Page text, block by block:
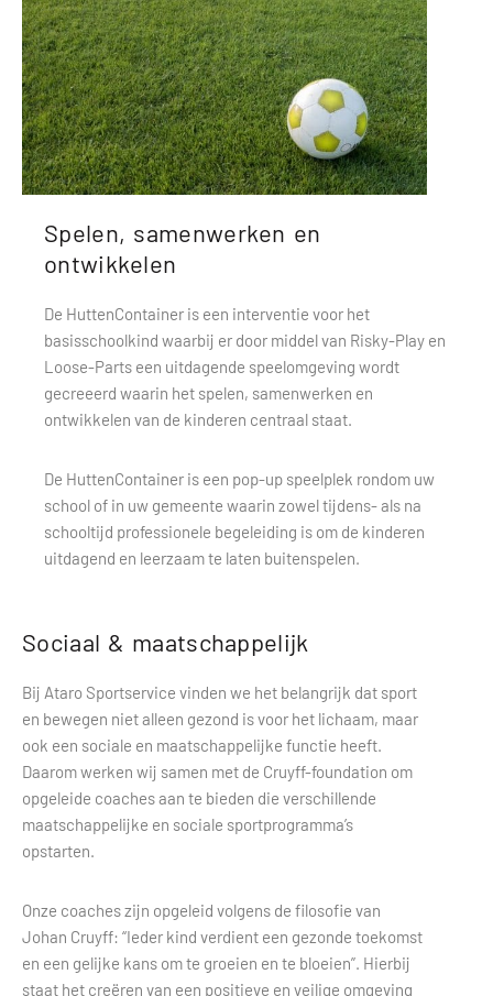
Spelen, samenwerken en
ontwikkelen
De HuttenContainer is een interventie voor het
basisschoolkind waarbij er door middel van Risky-Play en
Loose-Parts een uitdagende speelomgeving wordt
gecreeerd waarin het spelen, samenwerken en
ontwikkelen van de kinderen centraal staat.
De HuttenContainer is een pop-up speelplek rondom uw
school of in uw gemeente waarin zowel tijdens- als na
schooltijd professionele begeleiding is om de kinderen
uitdagend en leerzaam te laten buitenspelen.
Sociaal & maatschappelijk
Bij Ataro Sportservice vinden we het belangrijk dat sport
en bewegen niet alleen gezond is voor het lichaam, maar
ook een sociale en maatschappelijke functie heeft.
Daarom werken wij samen met de Cruyff-foundation om
opgeleide coaches aan te bieden die verschillende
maatschappelijke en sociale sportprogramma’s
opstarten.
Onze coaches zijn opgeleid volgens de filosofie van
Johan Cruyff: “Ieder kind verdient een gezonde toekomst
en een gelijke kans om te groeien en te bloeien”. Hierbij
staat het creëren van een positieve en veilige omgeving